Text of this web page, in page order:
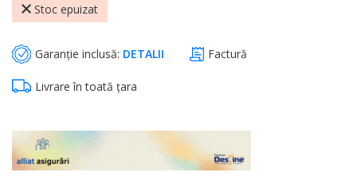
Stoc epuizat
Garanție inclusă: DETALII Factură
Livrare în toată țara